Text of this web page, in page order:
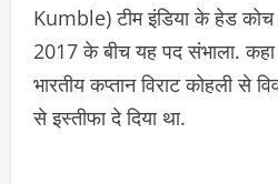
Kumble) टीम इंडिया के हेड
2017 के बीच यह पद संभाला.
भारतीय कप्तान विराट कोहली से
से इस्तीफा दे दिया था.